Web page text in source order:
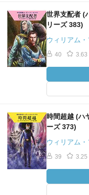
世界支配者 (
リーズ 383)
ウィリアム
40 3.63
時間超越 (ハ
ーズ 373)
ウィリアム
39 3.25